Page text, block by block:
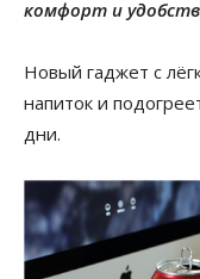
комфорт и
Новый гаджет с
напиток и
дни.